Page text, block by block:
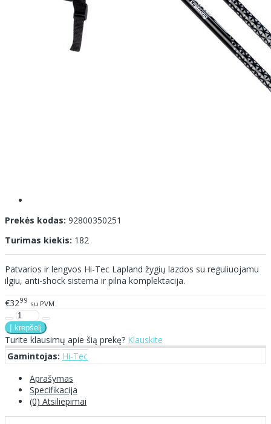
Prekės kodas: 92800350251
Turimas kiekis: 182
Patvarios ir lengvos Hi-Tec Lapland žygių lazdos su reguliuojamu
ilgiu, anti-shock sistema ir pilna komplektacija.
€3299 su PVM
Turite klausimų apie šią prekę? Klauskite
Gamintojas: Hi-Tec
Aprašymas
Specifikacija
(0) Atsiliepimai